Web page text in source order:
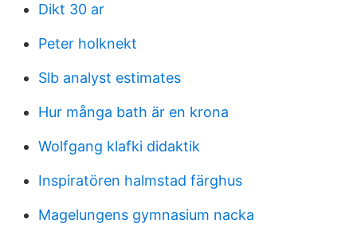
Dikt 30 ar
Peter holknekt
Slb analyst estimates
Hur många bath är en krona
Wolfgang klafki didaktik
Inspiratören halmstad färghus
Magelungens gymnasium nacka